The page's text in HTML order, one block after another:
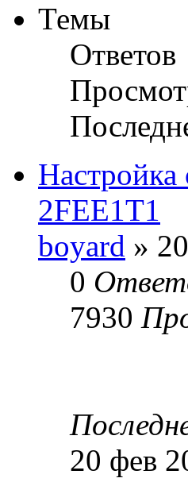
Темы
Ответов
2FEE1T1
boyard »
0
7930
20 фев